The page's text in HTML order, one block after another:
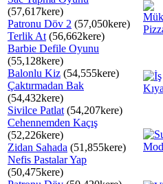
(57,617kere)
Patronu Döv 2 (57,050kere)
Terlik At (56,662kere)
Barbie Defile Oyunu
(55,128kere)
Balonlu Kiz (54,555kere)
Çaktırmadan Bak
(54,432kere)
Sivilce Patlat (54,207kere)
Cehennemden Kaçış
(52,226kere)
Zidan Sahada (51,855kere)
Nefis Pastalar Yap
(50,475kere)